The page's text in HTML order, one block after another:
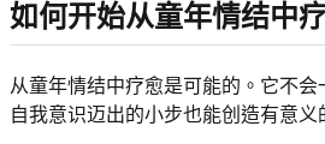
如何开始从童年情结中
从童年情结中疗愈是可能的。它不
自我意识迈出的小步也能创造有意义